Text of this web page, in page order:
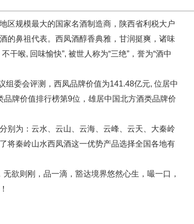
区规模最大的国家名酒制造商，陕西省利税大户
的鼻祖代表。西凤酒醇香典雅，甘润挺爽，诸味
干喉, 回味愉快”, 被世人称为“三绝”，誉为“酒中
会评测，西凤品牌价值为141.48亿元, 位居中
牌价值排行榜第9位，雄居中国北方酒类品牌价
：云水、云山、云海、云峰、云天、大秦岭
将秦岭山水西凤酒这一优势产品选择全国各地有
则刚，品一滴，豁达境界悠然心生，嘬一口，
慧！